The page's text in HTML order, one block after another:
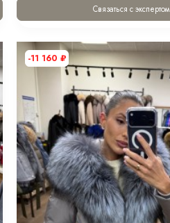
Связаться с экспертом
-11 160₽